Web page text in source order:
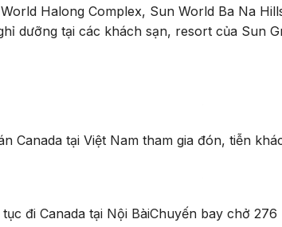
Halong Complex, Sun World Ba Na
dưỡng tại các khách sạn, resort của Sun
Canada tại Việt Nam tham gia đón, tiễn
đi Canada tại Nội BàiChuyến bay chở